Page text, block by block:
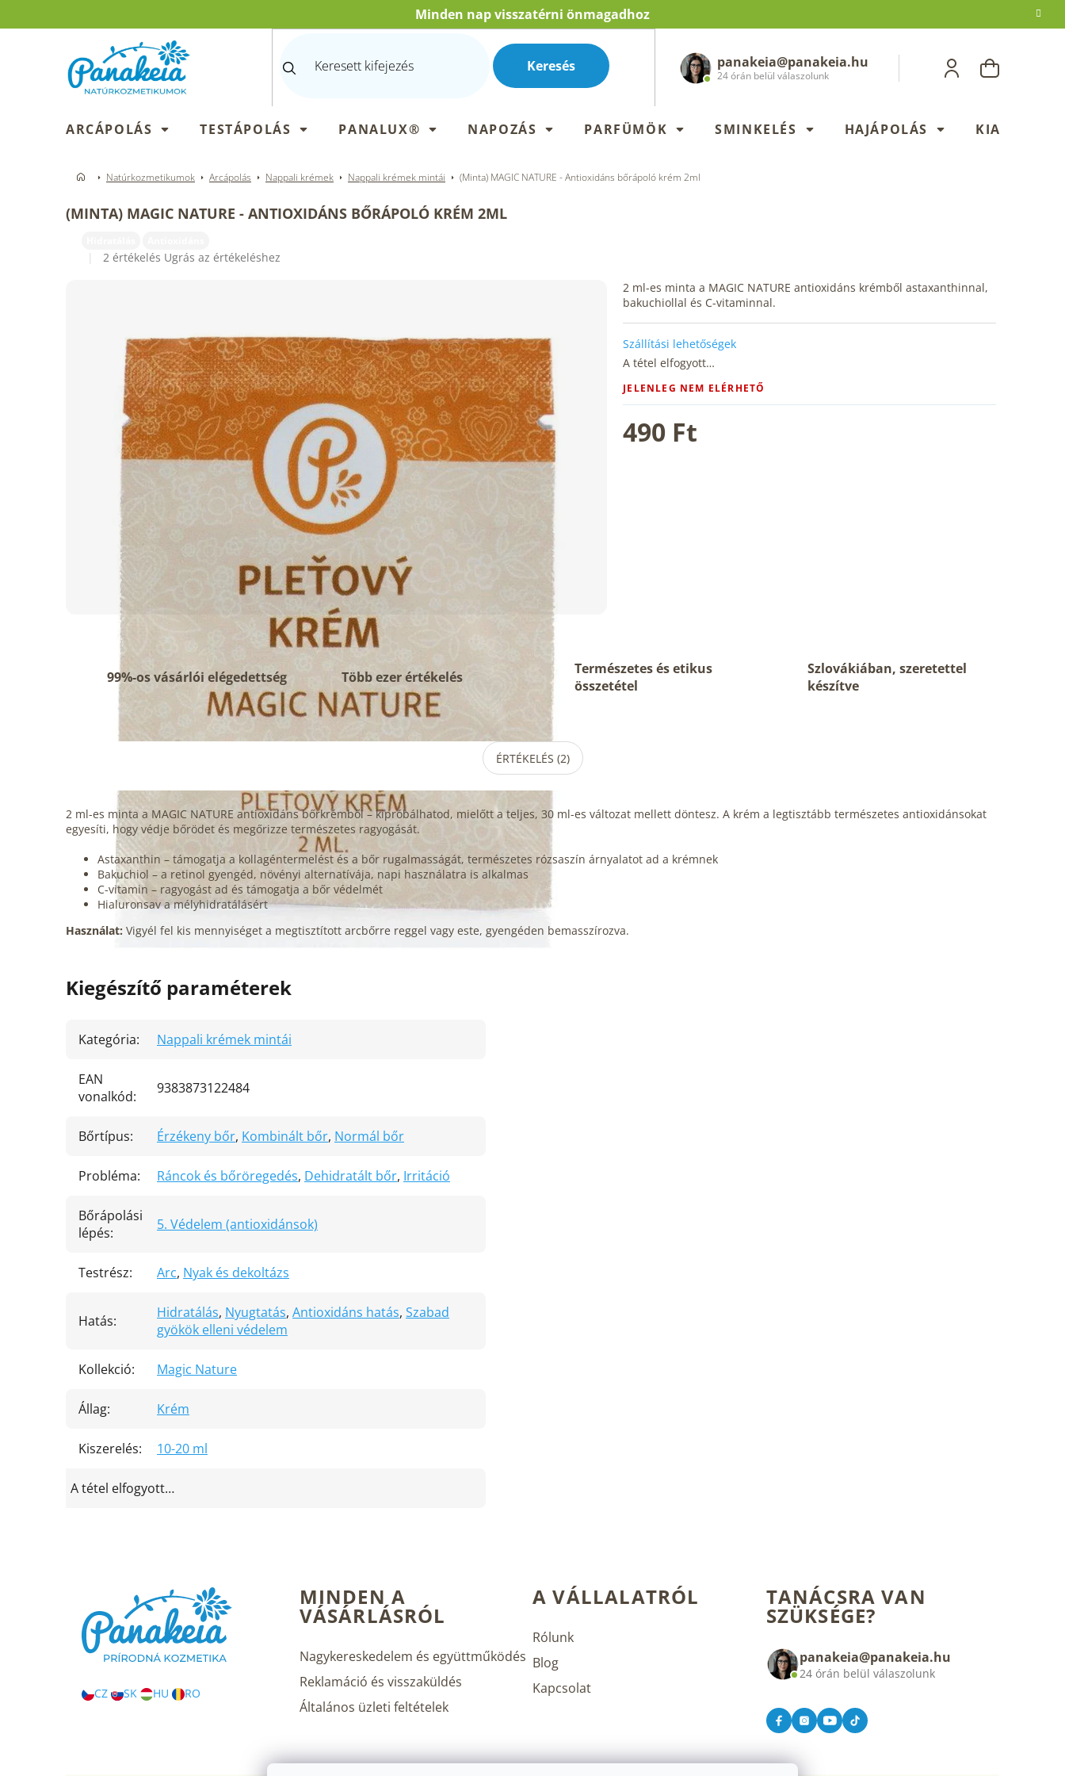
Minden nap visszatérni önmagadhoz
Keresés KOSÁR
panakeia@panakeia.hu
24 órán belül válaszolunk
ARCÁPOLÁS TESTÁPOLÁS PANALUX® NAPOZÁS PARFÜMÖK SMINKELÉS HAJÁPOLÁS KIADÁSOK
Natúrkozmetikumok Arcápolás Nappali krémek Nappali krémek mintái (Minta) MAGIC NATURE - Antioxidáns bőrápoló krém 2ml
(MINTA) MAGIC NATURE - ANTIOXIDÁNS BŐRÁPOLÓ KRÉM 2ML
A
csillag.
2 értékelés Ugrás az értékeléshez
490 Ft
JELENLEG NEM ELÉRHETŐ
Szállítási lehetőségek
A tétel elfogyott…
2 ml-es minta a MAGIC NATURE antioxidáns krémből astaxanthinnal,
bakuchiollal és C-vitaminnal.
99%-os vásárlói elégedettség Több ezer értékelés
Természetes és etikus
összetétel
Szlovákiában, szeretettel
készítve
ÉRTÉKELÉS (2)
2 ml-es minta a MAGIC NATURE antioxidáns bőrkrémből – kipróbálhatod, mielőtt a teljes, 30 ml-es változat mellett döntesz. A krém a legtisztább természetes antioxidánsokat
egyesíti, hogy védje bőrödet és megőrizze természetes ragyogását.
Astaxanthin – támogatja a kollagéntermelést és a bőr rugalmasságát, természetes rózsaszín árnyalatot ad a krémnek
Bakuchiol – a retinol gyengéd, növényi alternatívája, napi használatra is alkalmas
C-vitamin – ragyogást ad és támogatja a bőr védelmét
Hialuronsav a mélyhidratálásért
Használat: Vigyél fel kis mennyiséget a megtisztított arcbőrre reggel vagy este, gyengéden bemasszírozva.
Kiegészítő paraméterek
Kategória: Nappali krémek mintái
EAN
vonalkód: 9383873122484
Bőrtípus: Érzékeny bőr, Kombinált bőr, Normál bőr
Probléma: Ráncok és bőröregedés, Dehidratált bőr, Irritáció
Bőrápolási
lépés: 5. Védelem (antioxidánsok)
Testrész: Arc, Nyak és dekoltázs
Hatás: Hidratálás, Nyugtatás, Antioxidáns hatás, Szabad
gyökök elleni védelem
Kollekció: Magic Nature
Állag: Krém
Kiszerelés: 10-20 ml
A tétel elfogyott…
CZ SK HU RO
MINDEN A
VÁSÁRLÁSRÓL
Nagykereskedelem és együttműködés
Reklamáció és visszaküldés
Általános üzleti feltételek
A VÁLLALATRÓL
Rólunk
Blog
Kapcsolat
TANÁCSRA VAN
SZÜKSÉGE?
panakeia@panakeia.hu
24 órán belül válaszolunk